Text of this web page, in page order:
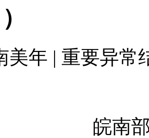
| 重要异常
皖南部